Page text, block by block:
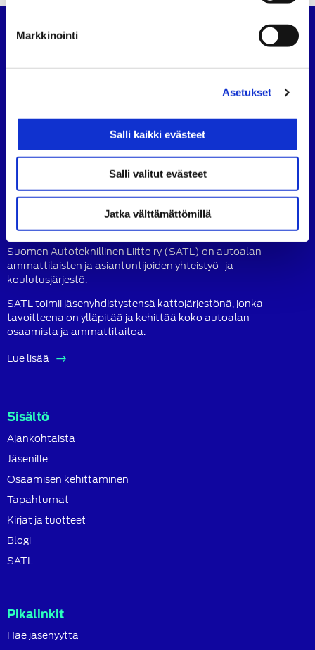
Markkinointi
Asetukset
Salli kaikki evästeet
Salli valitut evästeet
Jatka välttämättömillä
Köydenpunojankatu 8, 00180 Helsinki
Laskutusosoitteet
FacebookLinkedIn
SATL
Instagram
Tietoa SATL:sta
Suomen Autoteknillinen Liitto ry (SATL) on autoalan
ammattilaisten ja asiantuntijoiden yhteistyö- ja
koulutusjärjestö.
SATL toimii jäsenyhdistystensä kattojärjestönä, jonka
tavoitteena on ylläpitää ja kehittää koko autoalan
osaamista ja ammattitaitoa.
Lue lisää
Sisältö
Ajankohtaista
Jäsenille
Osaamisen kehittäminen
Tapahtumat
Kirjat ja tuotteet
Blogi
SATL
Pikalinkit
Hae jäsenyyttä